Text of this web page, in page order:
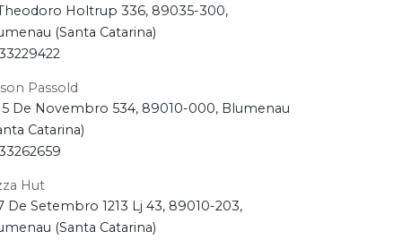
Holtrup 336, 89035-300,
(Santa Catarina)
Passold
De Novembro 534, 89010-000, Blumenau
Catarina)
Hut
De Setembro 1213 Lj 43, 89010-203,
(Santa Catarina)